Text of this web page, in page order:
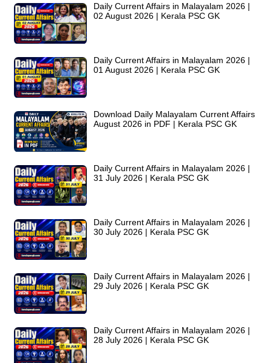
Daily Current Affairs in Malayalam 2026 |
02 August 2026 | Kerala PSC GK
Daily Current Affairs in Malayalam 2026 |
01 August 2026 | Kerala PSC GK
Download Daily Malayalam Current Affairs
August 2026 in PDF | Kerala PSC GK
Daily Current Affairs in Malayalam 2026 |
31 July 2026 | Kerala PSC GK
Daily Current Affairs in Malayalam 2026 |
30 July 2026 | Kerala PSC GK
Daily Current Affairs in Malayalam 2026 |
29 July 2026 | Kerala PSC GK
Daily Current Affairs in Malayalam 2026 |
28 July 2026 | Kerala PSC GK